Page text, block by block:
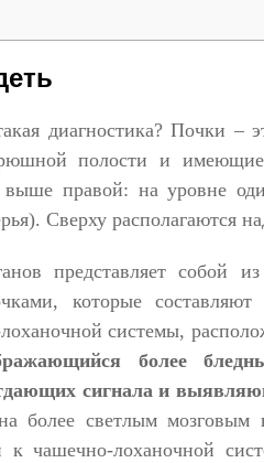
диагностика? Почки –
полости и
выше правой: на уровне
Сверху располагаются
представляет собой
которые
системы,
более
сигнала и
более светлым
к чашечно-лоханочной